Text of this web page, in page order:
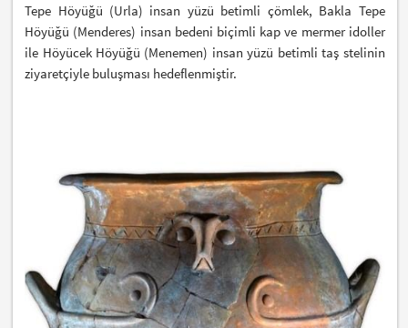
Tepe Höyüğü (Urla) insan yüzü betimli çömlek, Bakla Tepe
Höyüğü (Menderes) insan bedeni biçimli kap ve mermer idoller
ile Höyücek Höyüğü (Menemen) insan yüzü betimli taş stelinin
ziyaretçiyle buluşması hedeflenmiştir.